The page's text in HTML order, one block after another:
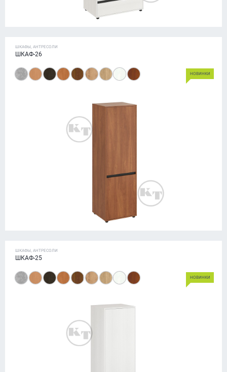
ШКАФЫ, АНТРЕСОЛИ
ШКАФ-26
НОВИНКИ
ШКАФЫ, АНТРЕСОЛИ
ШКАФ-25
НОВИНКИ